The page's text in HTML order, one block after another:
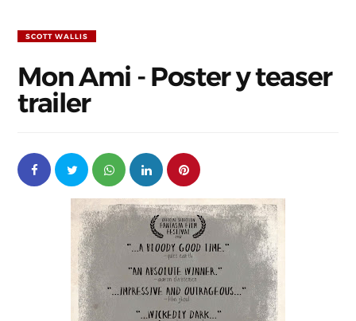
SCOTT WALLIS
Mon Ami - Poster y teaser
trailer